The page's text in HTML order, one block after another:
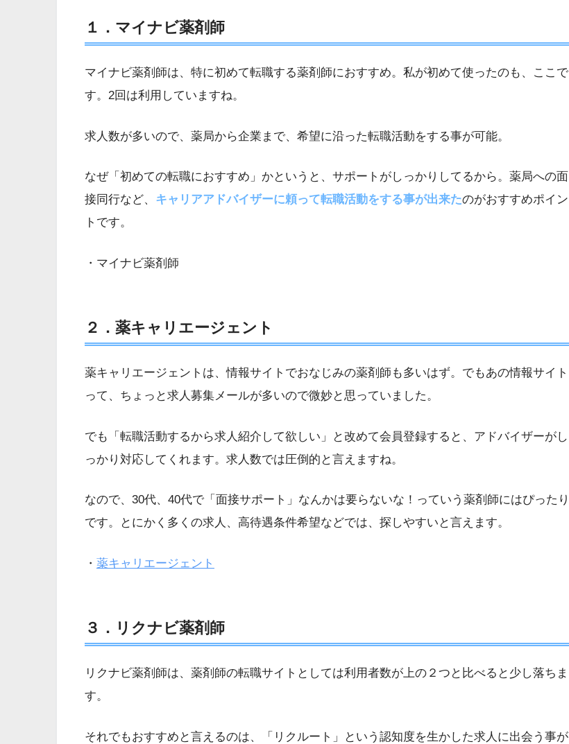
１．マイナビ薬剤師
マイナビ薬剤師は、特に初めて転職する薬剤師におすすめ。私が初めて使ったのも、ここで
す。2回は利用していますね。
求人数が多いので、薬局から企業まで、希望に沿った転職活動をする事が可能。
なぜ「初めての転職におすすめ」かというと、サポートがしっかりしてるから。薬局への面
接同行など、 キャリアアドバイザーに頼って転職活動をする事が出来たのがおすすめポイン
トです。
・マイナビ薬剤師
２．薬キャリエージェント
薬キャリエージェントは、情報サイトでおなじみの薬剤師も多いはず。でもあの情報サイト
って、ちょっと求人募集メールが多いので微妙と思っていました。
でも「転職活動するから求人紹介して欲しい」と改めて会員登録すると、アドバイザーがし
っかり対応してくれます。求人数では圧倒的と言えますね。
なので、30代、40代で「面接サポート」なんかは要らないな！っていう薬剤師にはぴったり
です。とにかく多くの求人、高待遇条件希望などでは、探しやすいと言えます。
・ 薬キャリエージェント
３．リクナビ薬剤師
リクナビ薬剤師は、薬剤師の転職サイトとしては利用者数が上の２つと比べると少し落ちま
す。
それでもおすすめと言えるのは、「リクルート」という認知度を生かした求人に出会う事が